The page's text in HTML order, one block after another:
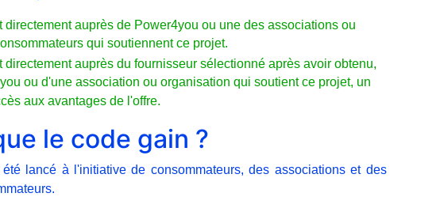
directement auprès de Power4you ou une des associations ou
qui soutiennent ce projet.
directement auprès du fournisseur sélectionné après avoir obtenu,
ou d'une association ou organisation qui soutient ce projet, un
aux avantages de l'offre.
le code gain ?
lancé à l'initiative de consommateurs, des associations et des